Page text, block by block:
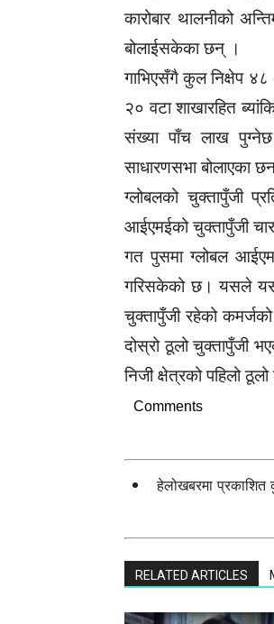
कारोबार थालनीको
बोलाईसकेका छन् ।
गाभिएसँगै कुल निक्षेप ४८
२० वटा शाखारहित
संख्या पाँच लाख
साधारणसभा बोलाएका
ग्लोबलको चुक्तापुँजी
आईएमईको चुक्तापुँजी
गत पुसमा ग्लोबल
गरिसकेको छ। यसले
चुक्तापुँजी रहेको
दोस्रो ठूलो चुक्तापुँजी
निजी क्षेत्रको पहिलो
Comments
हेलोखबरमा प्रकाशित
RELATED ARTICLES